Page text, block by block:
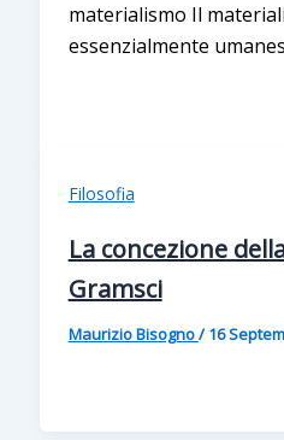
materialismo Il
essenzialmente
Filosofia
La concezione
Gramsci
Maurizio Bisogno/16